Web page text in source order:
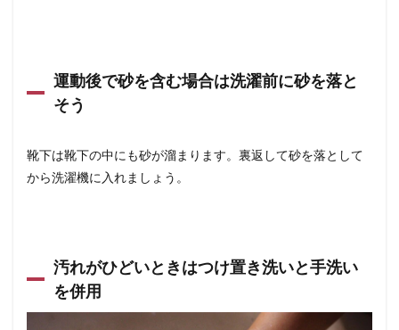
運動後で砂を含む場合は洗濯前に砂を落と
そう
靴下は靴下の中にも砂が溜まります。裏返して砂を落として
から洗濯機に入れましょう。
汚れがひどいときはつけ置き洗いと手洗い
を併用